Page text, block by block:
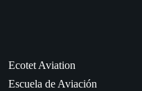
Ecotet Aviation
Escuela de Aviación